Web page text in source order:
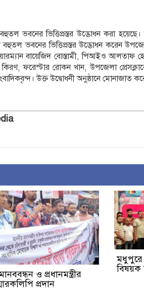
ভবনের ভিত্তিপ্রস্তর উদ্ভোধন করা
ভবনের ভিত্তিপ্রস্তর উদ্ভোধন করেন
বায়েজিদ বোস্তামী, পিআইও আলতাফ
ফরেস্টার রোকন খান, উপজেলা
সাংবাদিকবৃন্দ। উক্ত উদ্বোধনী অনুষ্ঠানে
ও প্রধানমন্ত্রীর
প্রদান
মধুপুরে
বিষয়ক